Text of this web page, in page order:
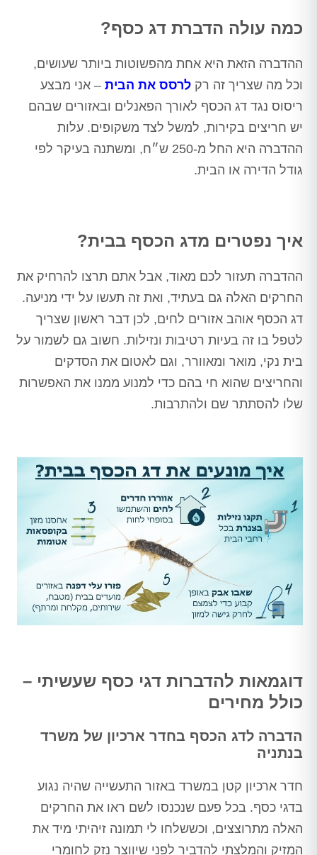
כמה עולה הדברת דג כסף?
ההדברה הזאת היא אחת מהפשוטות ביותר שעושים,
וכל מה שצריך זה רק לרסס את הבית – אני מבצע
ריסוס נגד דג הכסף לאורך הפאנלים ובאזורים שבהם
יש חריצים בקירות, למשל לצד משקופים. עלות
ההדברה היא החל מ-250 ש״ח, ומשתנה בעיקר לפי
גודל הדירה או הבית.
איך נפטרים מדג הכסף בבית?
ההדברה תעזור לכם מאוד, אבל אתם תרצו להרחיק את
החרקים האלה גם בעתיד, ואת זה תעשו על ידי מניעה.
דג הכסף אוהב אזורים לחים, לכן דבר ראשון שצריך
לטפל בו זה בעיות רטיבות ונזילות. חשוב גם לשמור על
בית נקי, מואר ומאוורר, וגם לאטום את הסדקים
והחריצים שהוא חי בהם כדי למנוע ממנו את האפשרות
שלו להסתתר שם ולהתרבות.
דוגמאות להדברות דגי כסף שעשיתי –
כולל מחירים
הדברה לדג הכסף בחדר ארכיון של משרד
בנתניה
חדר ארכיון קטן במשרד באזור התעשייה שהיה נגוע
בדגי כסף. בכל פעם שנכנסו לשם ראו את החרקים
האלה מתרוצצים, וכששלחו לי תמונה זיהיתי מיד את
המזיק והמלצתי להדביר לפני שיווצר נזק לחומרי